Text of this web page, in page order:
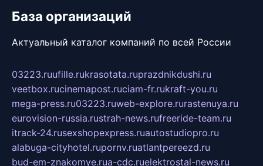
База организаций
Актуальный каталог компаний по всей России
03223.ruufille.rukrasotata.ruprazdnikdushi.ru
veetbox.rucinemapost.ruciam-fr.rukraft-you.ru
mega-press.ru03223.ruweb-explore.rurastenuya.ru
eurovision-russia.rustrah-news.rufreeride-team.ru
itrack-24.rusexshopexpress.ruautostudiopro.ru
alabuga-cityhotel.rupornv.ruatlantpereezd.ru
bud-em-znakomye.rua-cdc.ruelektrostal-news.ru